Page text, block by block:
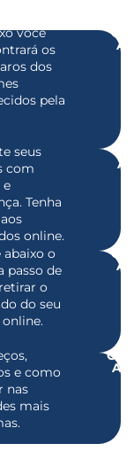
você
os
dos
pela
seus
com
e
Tenha
online.
abaixo o
passo de
o
do seu
e como
nas
mais